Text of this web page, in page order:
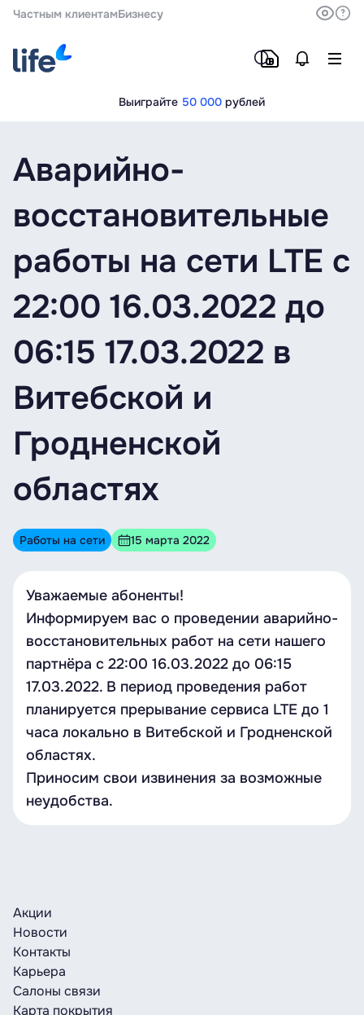
Частным клиентамБизнесу
Выиграйте 50 000 рублей
Аварийно-
восстановительные
работы на сети LTE с
22:00 16.03.2022 до
06:15 17.03.2022 в
Витебской и
Гродненской
областях
Работы на сети 15 марта 2022
Уважаемые абоненты!
Информируем вас о проведении аварийно-
восстановительных работ на сети нашего
партнёра с 22:00 16.03.2022 до 06:15
17.03.2022. В период проведения работ
планируется прерывание сервиса LTE до 1
часа локально в Витебской и Гродненской
областях.
Приносим свои извинения за возможные
неудобства.
Акции
Новости
Контакты
Карьера
Салоны связи
Карта покрытия